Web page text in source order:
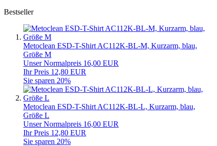
Bestseller
Metoclean ESD-T-Shirt AC112K-BL-M, Kurzarm, blau,
Größe M
Unser Normalpreis 16,00 EUR
Ihr Preis 12,80 EUR
Sie sparen 20%
Metoclean ESD-T-Shirt AC112K-BL-L, Kurzarm, blau,
Größe L
Unser Normalpreis 16,00 EUR
Ihr Preis 12,80 EUR
Sie sparen 20%